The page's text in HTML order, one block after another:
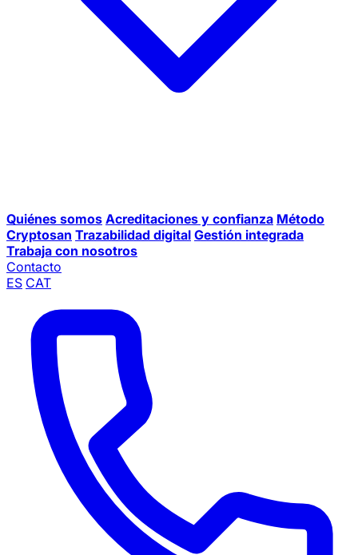
Quiénes somos Acreditaciones y confianza Método
Cryptosan Trazabilidad digital Gestión integrada
Trabaja con nosotros
Contacto
ES CAT